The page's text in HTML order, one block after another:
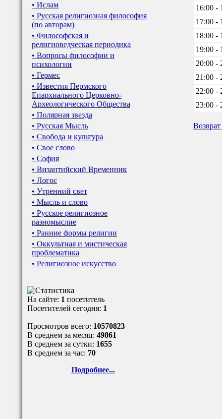
• Ислам
• Русская религиозная философия
(по авторам)
• Философская и
религиоведческая периодика
• Вопросы философии и
психологии
• Гермес
• Известия Пермского
Епархиального Церковно-
Археологического Общества
• Полярная звезда
• Русская Мысль
• Свобода и культура
• Свое слово
• София
• Византийский Временник
• Логос
• Утренний свет
• Мысль и слово
• Русское религиозное
разномыслие
• Ранние формы религии
• Оккультная и мистическая
проблематика
• Религиозное искусство
На сайте: 1 посетитель
Посетителей сегодня: 1
Просмотров всего: 10570823
В среднем за месяц: 49861
В среднем за сутки: 1655
В среднем за час: 70
Подробнее...
16:00 -
17:00 -
18:00 -
19:00 -
20:00 -
21:00 -
22:00 -
23:00 -
Возврат